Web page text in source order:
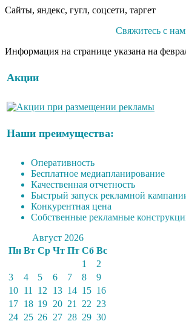
Сайты, яндекс, гугл, соцсети, таргет
Свяжитесь с
Информация на странице указана на
Акции
Наши преимущества:
Оперативность
Бесплатное медиапланирование
Качественная отчетность
Быстрый запуск рекламной
Конкурентная цена
Собственные рекламные
Август 2026
Пн Вт Ср Чт Пт Сб Вс
1
2
3
4 5 6 7 8
9
10 11 12 13 14 15 16
17 18 19 20 21 22 23
24 25 26 27 28 29 30